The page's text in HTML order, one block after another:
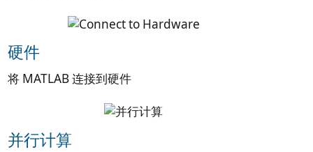
硬件
将 MATLAB 连接到硬件
并行计算